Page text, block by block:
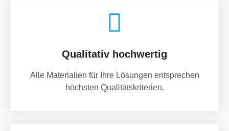
Qualitativ hochwertig
Alle Materialien für Ihre Lösungen entsprechen
höchsten Qualitätskriterien.